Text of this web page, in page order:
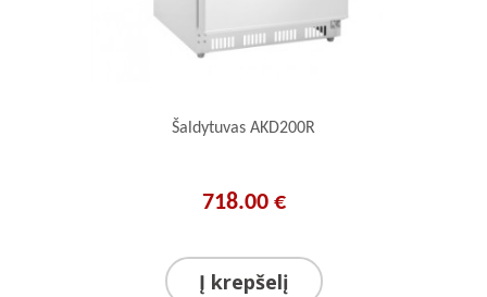
Šaldytuvas AKD200R
718.00 €
Į krepšelį